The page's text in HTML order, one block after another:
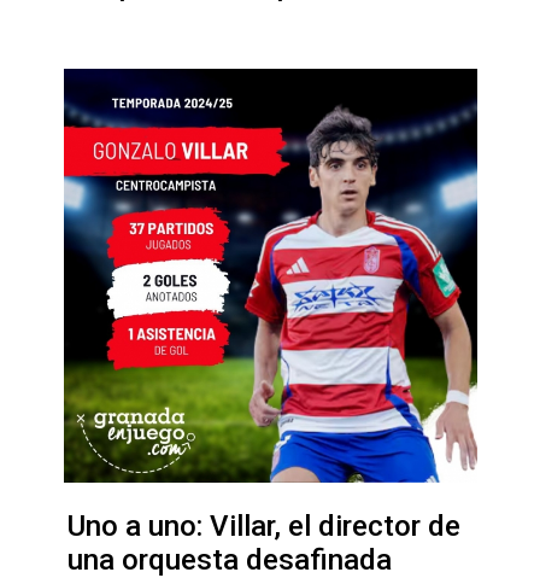
Uno a uno: Villar, el director de
una orquesta desafinada